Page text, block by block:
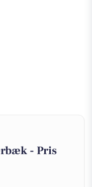
- Pris